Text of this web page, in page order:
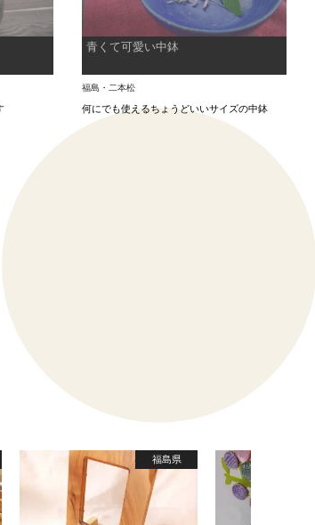
青くて可愛い中鉢
福島・二本松
何にでも使えるちょうどいいサイズの中鉢
福島県